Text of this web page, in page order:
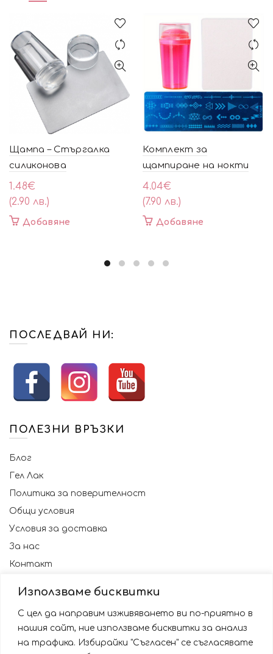
Използваме бисквитки
С цел да направим изживяването ви по-приятно в
нашия сайт, ние използваме бисквитки за анализ
на трафика. Избирайки "Съгласен" се съгласявате
Щампа – Стъргалка
силиконова
1.48€
(2.90 лв.)
Добавяне
Комплект за
щампиране на нокти
4.04€
(7.90 лв.)
Добавяне
ПОСЛЕДВАЙ НИ:
ПОЛЕЗНИ ВРЪЗКИ
Блог
Гел Лак
Политика за поверителност
Общи условия
Условия за доставка
За нас
Контакт